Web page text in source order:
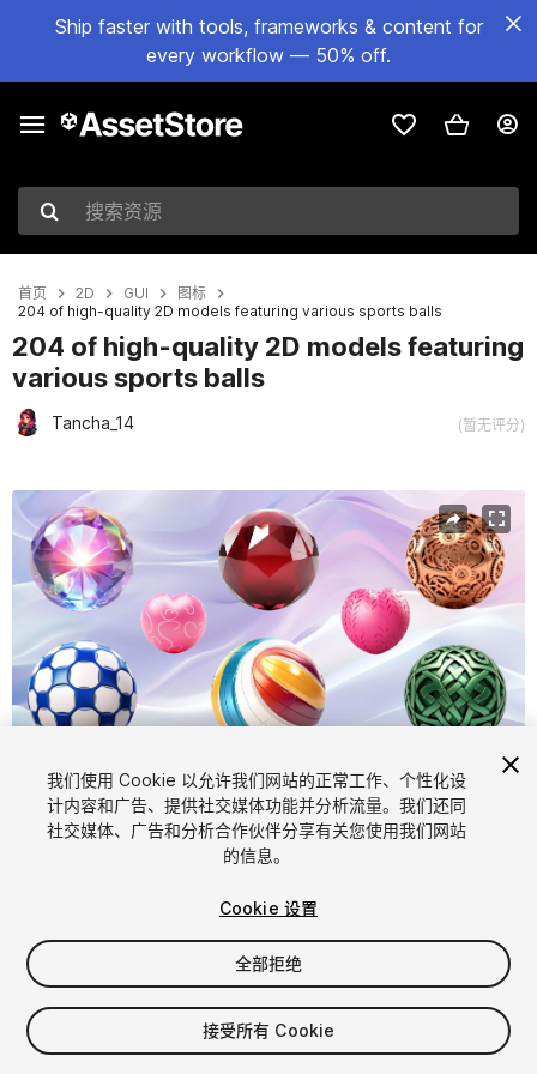
Ship faster with tools, frameworks & content for
every workflow — 50% off.
搜索资源
首页 2D GUI
图标
204 of high-quality 2D models featuring various sports balls
204 of high-quality 2D models featuring
various sports balls
Tancha_14 (暂无评分)
当前幻灯片：1 / 6
1/6
$9.99
增值税将在结算时计算
我们使用 Cookie 以允许我们网站的正常工作、个性化设
计内容和广告、提供社交媒体功能并分析流量。我们还同
社交媒体、广告和分析合作伙伴分享有关您使用我们网站
的信息。
Cookie 设置
全部拒绝
接受所有 Cookie